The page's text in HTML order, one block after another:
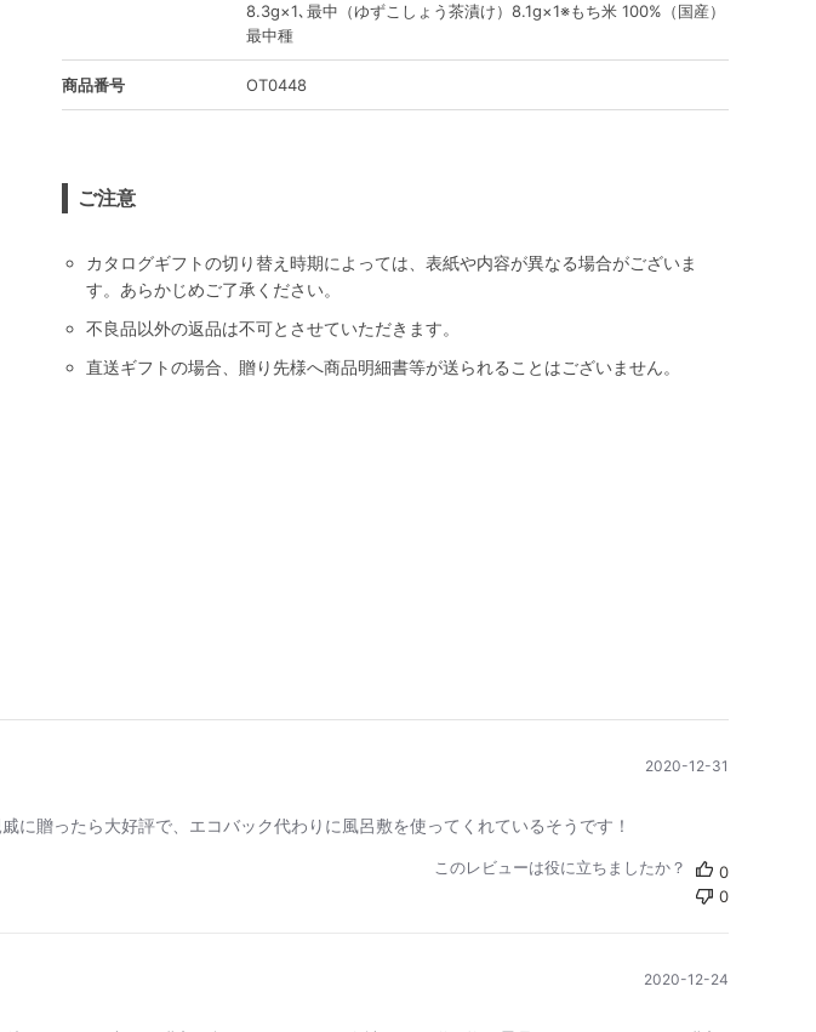
8.3g×1､最中（ゆずこしょう茶漬け）8.1g×1※もち米 100%（国産）
最中種
商品番号 OT0448
ご注意
カタログギフトの切り替え時期によっては、表紙や内容が異なる場合がございま
す。あらかじめご了承ください。
不良品以外の返品は不可とさせていただきます。
直送ギフトの場合、贈り先様へ商品明細書等が送られることはございません。
贈ったら大好評で、エコバック代わりに風呂敷を使ってくれているそうです！
2020-12-31
このレビューは役に立ちましたか？
0
0
2020-12-24